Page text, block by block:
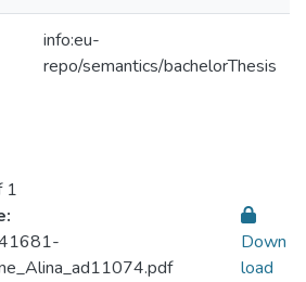
info:eu-
repo/semantics/bachelorThesis
1
Down
load